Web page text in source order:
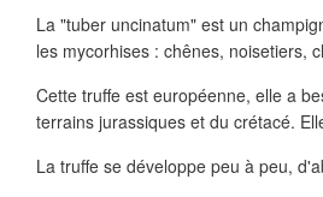
La "tuber uncinatum" est un
les mycorhises : chênes, noisetiers,
Cette truffe est européenne, elle a
terrains jurassiques et du crétacé.
La truffe se développe peu à peu,